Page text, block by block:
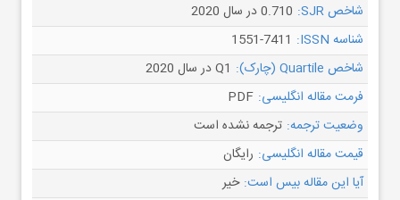
شاخص SJR:
0.710 در سال 2020
شناسه ISSN:
1551-7411
شاخص Quartile (چارک):
Q1 در سال 2020
فرمت مقاله انگلیسی: PDF
وضعیت ترجمه: ترجمه نشده است
قیمت مقاله انگلیسی: رایگان
آیا این مقاله بیس است: خیر